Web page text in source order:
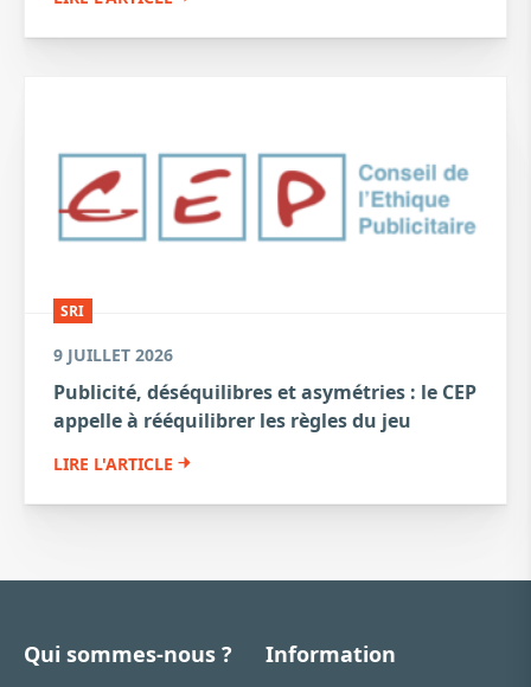
SRI
9 JUILLET 2026
Publicité, déséquilibres et asymétries : le CEP
appelle à rééquilibrer les règles du jeu
LIRE L'ARTICLE
Qui sommes-nous ? Information